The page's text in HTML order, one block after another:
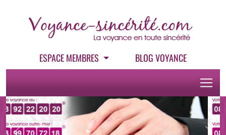
ESPACE MEMBRES BLOG VOYANCE